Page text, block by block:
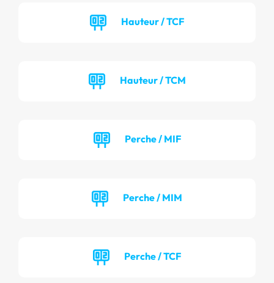
Hauteur / TCF
Hauteur / TCM
Perche / MIF
Perche / MIM
Perche / TCF